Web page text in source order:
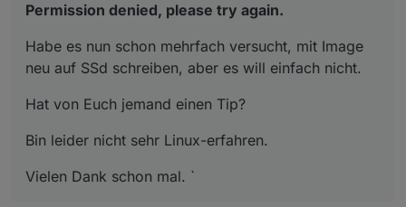
Permission denied, please try again.
Habe es nun schon mehrfach versucht, mit Image
neu auf SSd schreiben, aber es will einfach nicht.
Hat von Euch jemand einen Tip?
Bin leider nicht sehr Linux-erfahren.
Vielen Dank schon mal. `